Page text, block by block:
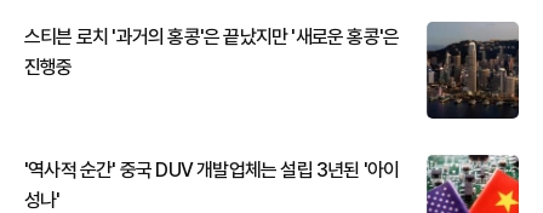
스티븐 로치 '과거의 홍콩'은 끝났지만 '새로운 홍콩'은
진행중
'역사적 순간' 중국 DUV 개발업체는 설립 3년된 '아이
성나'